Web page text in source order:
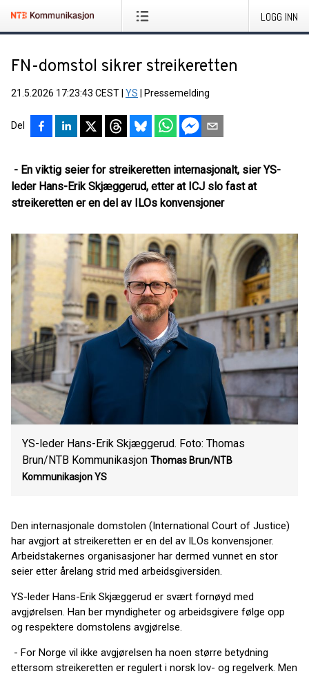
LOGG INN
FN-domstol sikrer streikeretten
21.5.2026 17:23:43 CEST YS Pressemelding
Del
- En viktig seier for streikeretten internasjonalt, sier YS-
leder Hans-Erik Skjæggerud, etter at ICJ slo fast at
streikeretten er en del av ILOs konvensjoner
YS-leder Hans-Erik Skjæggerud. Foto: Thomas
Brun/NTB Kommunikasjon Thomas Brun/NTB
KommunikasjonYS
Den internasjonale domstolen (International Court of Justice)
har avgjort at streikeretten er en del av ILOs konvensjoner.
Arbeidstakernes organisasjoner har dermed vunnet en stor
seier etter årelang strid med arbeidsgiversiden.
YS-leder Hans-Erik Skjæggerud er svært fornøyd med
avgjørelsen. Han ber myndigheter og arbeidsgivere følge opp
og respektere domstolens avgjørelse.
- For Norge vil ikke avgjørelsen ha noen større betydning
ettersom streikeretten er regulert i norsk lov- og regelverk. Men